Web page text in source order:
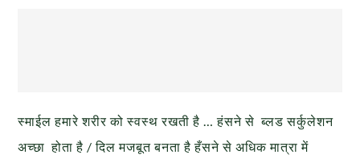
स्माईल हमारे शरीर को स्वस्थ रखती है … हंसने से ब्लड सर्कुलेशन
अच्छा होता है / दिल मजबूत बनता है हँसने से अधिक मात्रा में